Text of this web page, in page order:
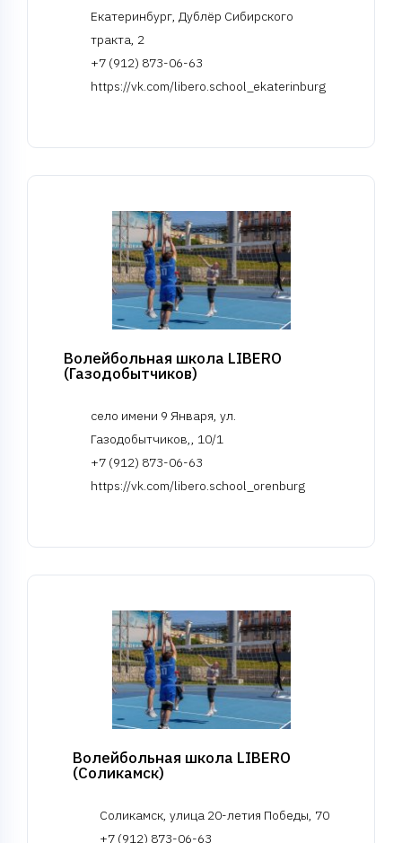
Екатеринбург, Дублёр Сибирского
тракта, 2
+7 (912) 873-06-63
https://vk.com/libero.school_ekaterinburg
Волейбольная школа LIBERO
(Газодобытчиков)
село имени 9 Января, ул.
Газодобытчиков,, 10/1
+7 (912) 873-06-63
https://vk.com/libero.school_orenburg
Волейбольная школа LIBERO
(Соликамск)
Соликамск, улица 20-летия Победы, 70
+7 (912) 873-06-63